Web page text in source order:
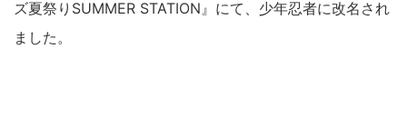
ズ夏祭りSUMMER STATION』にて、少年忍者に改名され
ました。